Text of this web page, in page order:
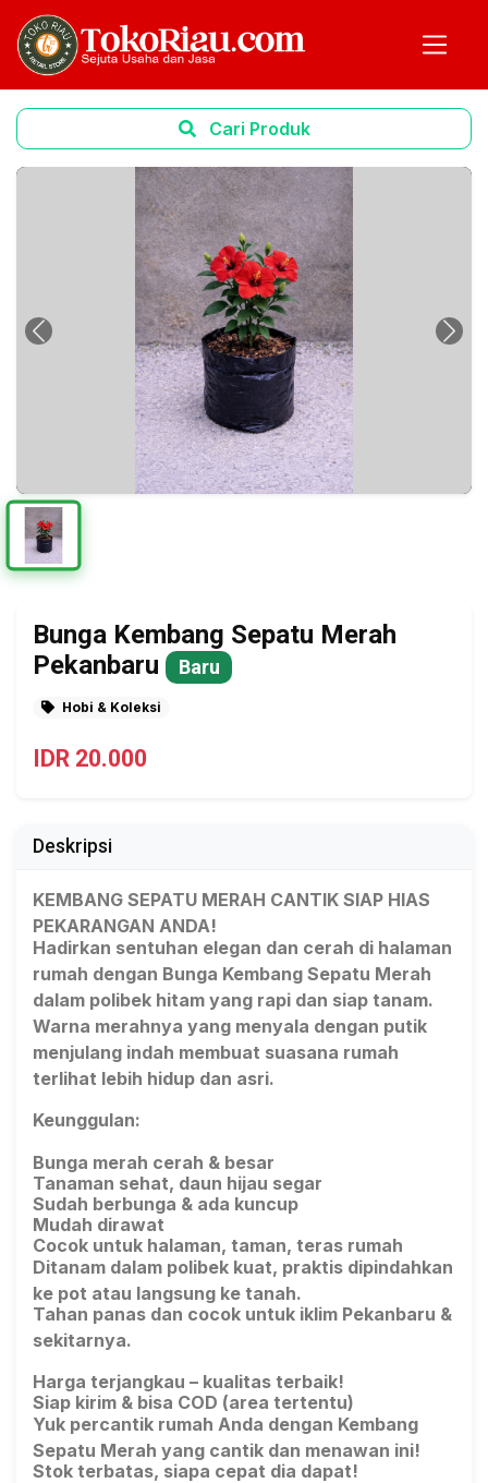
Cari Produk
Previous Next
Bunga Kembang Sepatu Merah
Pekanbaru
Baru
Hobi & Koleksi
IDR 20.000
Deskripsi
KEMBANG SEPATU MERAH CANTIK SIAP HIAS
PEKARANGAN ANDA!
Hadirkan sentuhan elegan dan cerah di halaman
rumah dengan Bunga Kembang Sepatu Merah
dalam polibek hitam yang rapi dan siap tanam.
Warna merahnya yang menyala dengan putik
menjulang indah membuat suasana rumah
terlihat lebih hidup dan asri.
Keunggulan:
Bunga merah cerah & besar
Tanaman sehat, daun hijau segar
Sudah berbunga & ada kuncup
Mudah dirawat
Cocok untuk halaman, taman, teras rumah
Ditanam dalam polibek kuat, praktis dipindahkan
ke pot atau langsung ke tanah.
Tahan panas dan cocok untuk iklim Pekanbaru &
sekitarnya.
Harga terjangkau – kualitas terbaik!
Siap kirim & bisa COD (area tertentu)
Yuk percantik rumah Anda dengan Kembang
Sepatu Merah yang cantik dan menawan ini!
Stok terbatas, siapa cepat dia dapat!